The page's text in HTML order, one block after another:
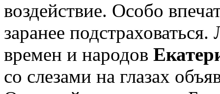
воздействие. Особо
заранее
времен и народов
со слезами на глазах